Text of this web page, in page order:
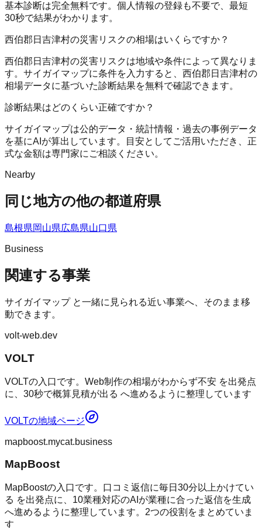
基本診断は完全無料です。個人情報の登録も不要で、最短
30秒で結果がわかります。
西伯郡日吉津村の災害リスクの相場はいくらですか？
西伯郡日吉津村の災害リスクは地域や条件によって異なりま
す。サイガイマップに条件を入力すると、西伯郡日吉津村の
相場データに基づいた診断結果を無料で確認できます。
診断結果はどのくらい正確ですか？
サイガイマップは公的データ・統計情報・過去の事例データ
を基にAIが算出しています。目安としてご活用いただき、正
式な金額は専門家にご相談ください。
Nearby
同じ地方の他の都道府県
島根県岡山県広島県山口県
Business
関連する事業
サイガイマップと一緒に見られる近い事業へ、そのまま移
動できます。
volt-web.dev
VOLT
VOLTの入口です。Web制作の相場がわからず不安 を出発点
に、30秒で概算見積が出る へ進めるように整理しています
VOLTの地域ページ
mapboost.mycat.business
MapBoost
MapBoostの入口です。口コミ返信に毎日30分以上かけてい
る を出発点に、10業種対応のAIが業種に合った返信を生成
へ進めるように整理しています。2つの役割をまとめていま
す